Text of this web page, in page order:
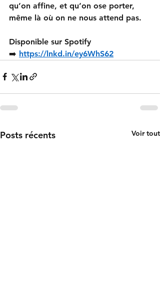
qu’on affine, et qu’on ose porter,
même là où on ne nous attend pas.
Disponible sur Spotify
➡️ https://lnkd.in/ey6WhS62
Posts récents Voir tout